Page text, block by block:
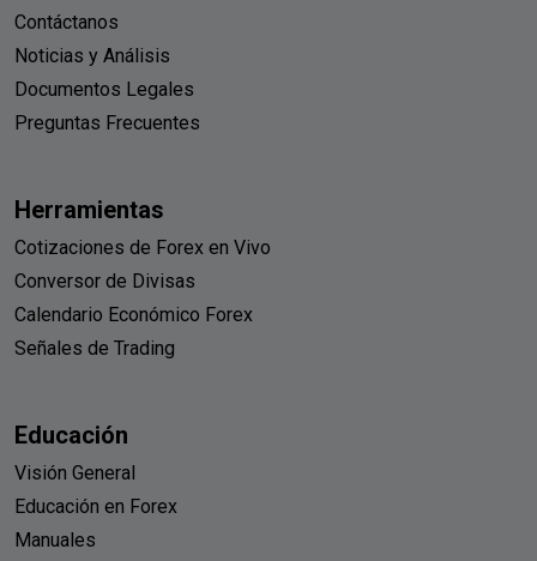
Contáctanos
Noticias y Análisis
Documentos Legales
Preguntas Frecuentes
Herramientas
Cotizaciones de Forex en Vivo
Conversor de Divisas
Calendario Económico Forex
Señales de Trading
Educación
Visión General
Educación en Forex
Manuales